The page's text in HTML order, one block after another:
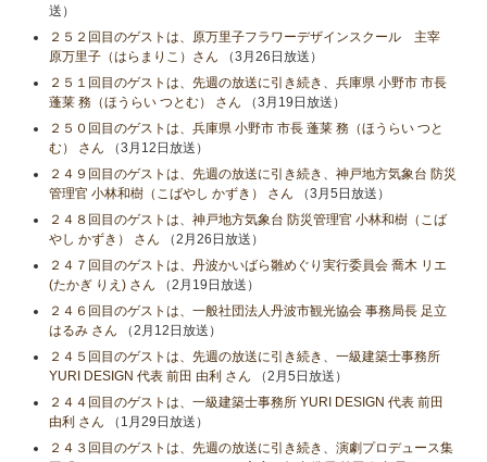
送）
２５２回目のゲストは、原万里子フラワーデザインスクール 主宰
原万里子（はらまりこ）さん （3月26日放送）
２５１回目のゲストは、先週の放送に引き続き、兵庫県 小野市 市長
蓬莱 務（ほうらい つとむ） さん （3月19日放送）
２５０回目のゲストは、兵庫県 小野市 市長 蓬莱 務（ほうらい つと
む） さん （3月12日放送）
２４９回目のゲストは、先週の放送に引き続き、神戸地方気象台 防災
管理官 小林和樹（こばやし かずき） さん （3月5日放送）
２４８回目のゲストは、神戸地方気象台 防災管理官 小林和樹（こば
やし かずき） さん （2月26日放送）
２４７回目のゲストは、丹波かいばら雛めぐり実行委員会 喬木 リエ
(たかぎ りえ) さん （2月19日放送）
２４６回目のゲストは、一般社団法人丹波市観光協会 事務局長 足立
はるみ さん （2月12日放送）
２４５回目のゲストは、先週の放送に引き続き、一級建築士事務所
YURI DESIGN 代表 前田 由利 さん （2月5日放送）
２４４回目のゲストは、一級建築士事務所 YURI DESIGN 代表 前田
由利 さん （1月29日放送）
２４３回目のゲストは、先週の放送に引き続き、演劇プロデュース集